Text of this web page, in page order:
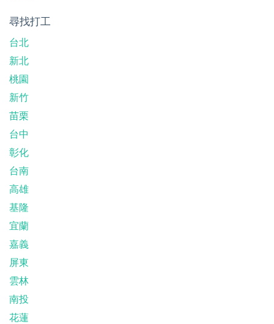
尋找打工
台北
新北
桃園
新竹
苗栗
台中
彰化
台南
高雄
基隆
宜蘭
嘉義
屏東
雲林
南投
花蓮